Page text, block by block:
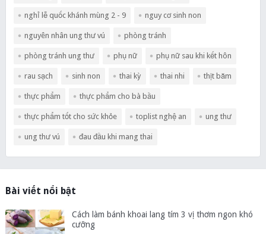
nghỉ lễ quốc khánh mùng 2 - 9 nguy cơ sinh non
nguyên nhân ung thư vú phòng tránh
phòng tránh ung thư phụ nữ phụ nữ sau khi kết hôn
rau sạch sinh non thai kỳ thai nhi thịt băm
thực phẩm thực phẩm cho bà bầu
thực phẩm tốt cho sức khỏe toplist nghệ an ung thư
ung thư vú đau đầu khi mang thai
Bài viết nổi bật
Cách làm bánh khoai lang tím 3 vị thơm ngon khó
cưỡng